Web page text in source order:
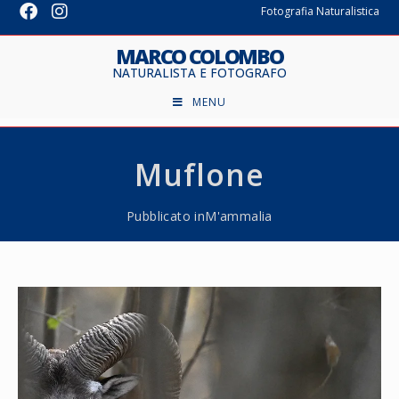
Fotografia Naturalistica
MARCO COLOMBO
NATURALISTA E FOTOGRAFO
MENU
Muflone
Pubblicato inM'ammalia